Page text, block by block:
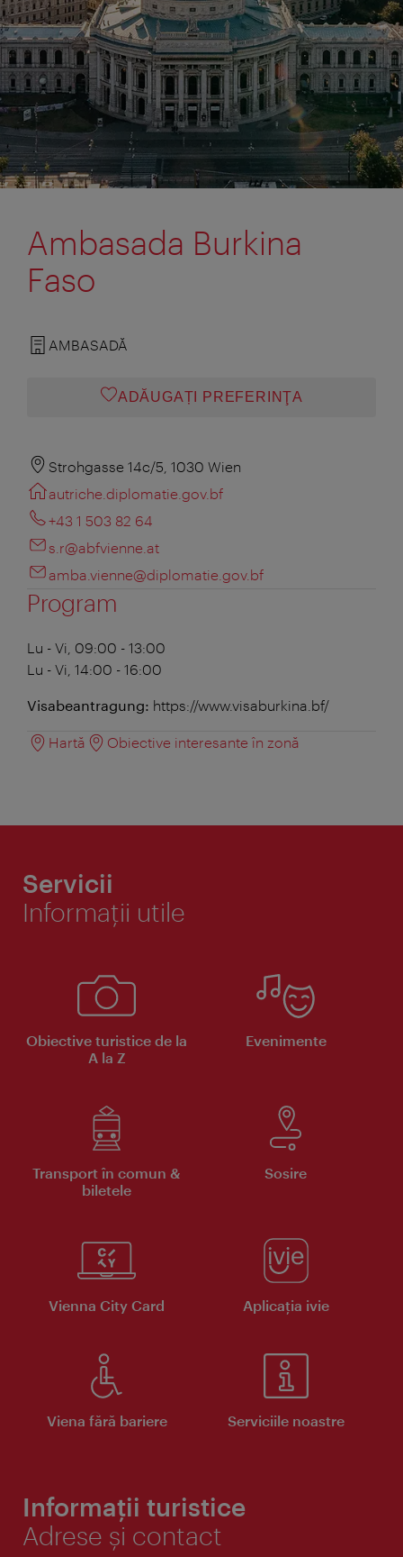
Ambasada Burkina
Faso
AMBASADĂ
ADĂUGAȚI PREFERINŢA
Strohgasse 14c/5, 1030 Wien
autriche.diplomatie.gov.bf
+43 1 503 82 64
s.r@abfvienne.at
amba.vienne@diplomatie.gov.bf
Program
Lu - Vi, 09:00 - 13:00
Lu - Vi, 14:00 - 16:00
Visabeantragung: https://www.visaburkina.bf/
Hartă Obiective interesante în zonă
Servicii
Informaţii utile
Obiective turistice de la
A la Z
Evenimente
Transport în comun &
biletele
Sosire
Vienna City Card Aplicaţia ivie
Viena fără bariere Serviciile noastre
Informații turistice
Adrese și contact